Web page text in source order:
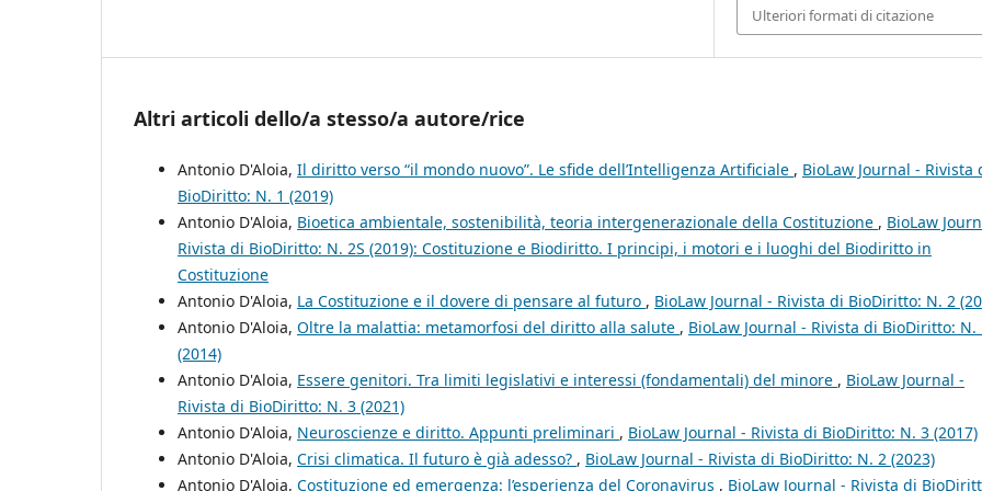
Ulteriori formati di citazione
Altri articoli dello/a stesso/a autore/rice
Antonio D'Aloia, Il diritto verso “il mondo nuovo”. Le sfide dell’Intelligenza Artificiale , BioLaw Journal - Rivista
BioDiritto: N. 1 (2019)
Antonio D'Aloia, Bioetica ambientale, sostenibilità, teoria intergenerazionale della Costituzione , BioLaw
Rivista di BioDiritto: N. 2S (2019): Costituzione e Biodiritto. I principi, i motori e i luoghi del Biodiritto in
Costituzione
Antonio D'Aloia, La Costituzione e il dovere di pensare al futuro , BioLaw Journal - Rivista di BioDiritto: N. 2
Antonio D'Aloia, Oltre la malattia: metamorfosi del diritto alla salute , BioLaw Journal - Rivista di BioDiritto: N.
(2014)
Antonio D'Aloia, Essere genitori. Tra limiti legislativi e interessi (fondamentali) del minore , BioLaw Journal -
Rivista di BioDiritto: N. 3 (2021)
Antonio D'Aloia, Neuroscienze e diritto. Appunti preliminari , BioLaw Journal - Rivista di BioDiritto: N. 3 (2017)
Antonio D'Aloia, Crisi climatica. Il futuro è già adesso? , BioLaw Journal - Rivista di BioDiritto: N. 2 (2023)
Antonio D'Aloia, Costituzione ed emergenza: l’esperienza del Coronavirus , BioLaw Journal - Rivista di